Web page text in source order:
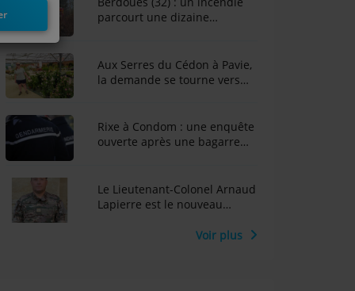
parcourt une dizaine
Aux Serres du Cédon à Pavie,
la demande se tourne vers
Rixe à Condom : une enquête
ouverte après une bagarre
Le Lieutenant-Colonel Arnaud
Lapierre est le nouveau
départemental du Gers
Voir plus